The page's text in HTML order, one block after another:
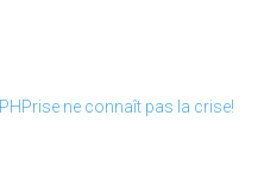
ne connaît pas la crise!